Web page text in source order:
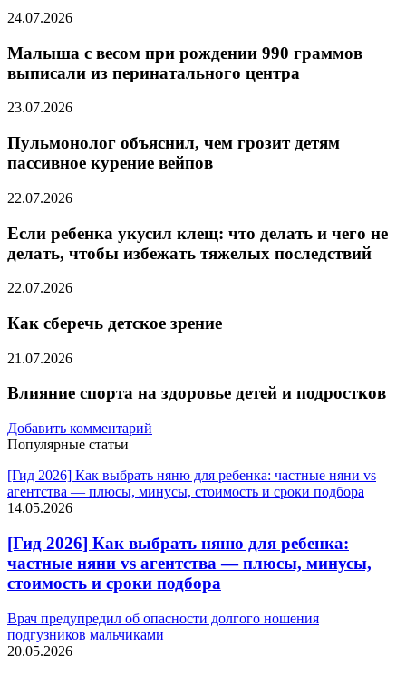
24.07.2026
Малыша с весом при рождении 990 граммов
выписали из перинатального центра
23.07.2026
Пульмонолог объяснил, чем грозит детям
пассивное курение вейпов
22.07.2026
Если ребенка укусил клещ: что делать и чего не
делать, чтобы избежать тяжелых последствий
22.07.2026
Как сберечь детское зрение
21.07.2026
Влияние спорта на здоровье детей и подростков
Добавить комментарий
Популярные статьи
[Гид 2026] Как выбрать няню для ребенка: частные няни vs
агентства — плюсы, минусы, стоимость и сроки подбора
14.05.2026
[Гид 2026] Как выбрать няню для ребенка:
частные няни vs агентства — плюсы, минусы,
стоимость и сроки подбора
Врач предупредил об опасности долгого ношения
подгузников мальчиками
20.05.2026